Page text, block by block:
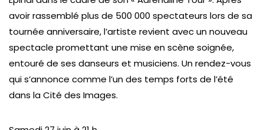
avoir rassemblé plus de 500 000 spectateurs lors de sa
tournée anniversaire, l’artiste revient avec un nouveau
spectacle promettant une mise en scène soignée,
entouré de ses danseurs et musiciens. Un rendez-vous
qui s’annonce comme l’un des temps forts de l’été
dans la Cité des Images.